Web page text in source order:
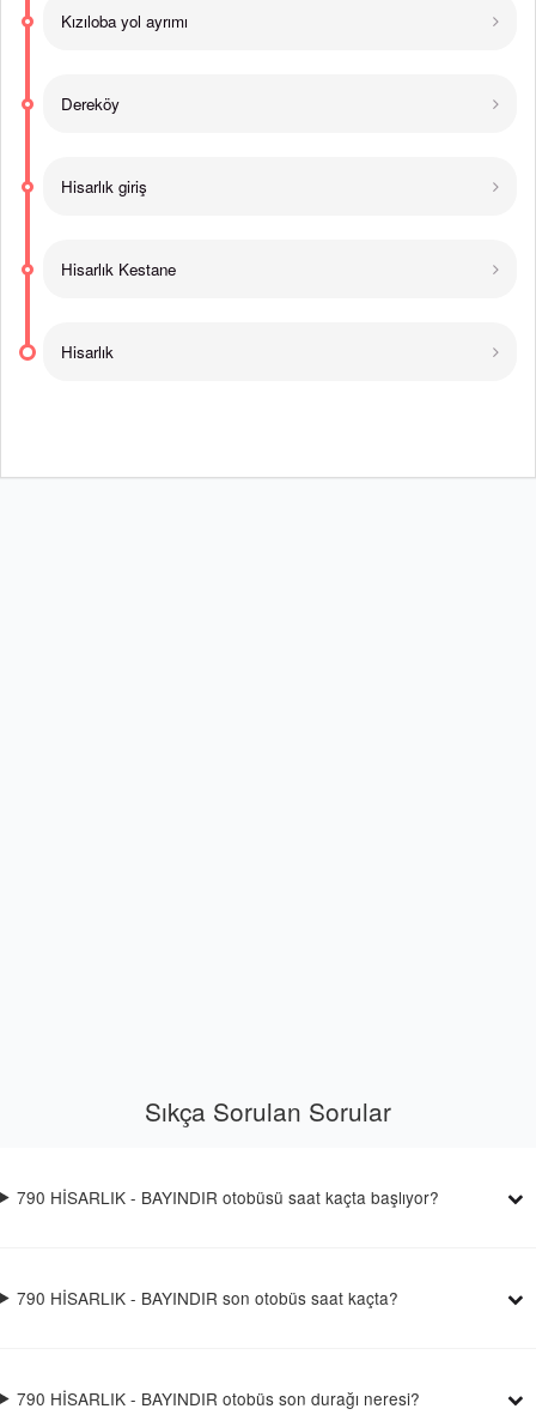
Kızıloba yol ayrımı
Dereköy
Hisarlık giriş
Hisarlık Kestane
Hisarlık
Sıkça Sorulan Sorular
790 HİSARLIK - BAYINDIR otobüsü saat kaçta başlıyor?
790 HİSARLIK - BAYINDIR son otobüs saat kaçta?
790 HİSARLIK - BAYINDIR otobüs son durağı neresi?